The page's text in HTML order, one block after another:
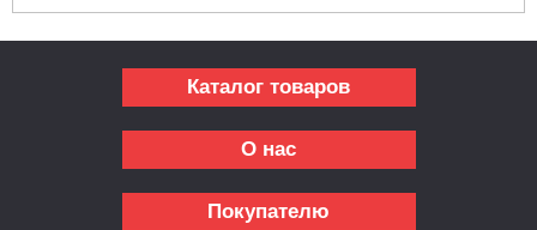
Каталог товаров
О нас
Покупателю